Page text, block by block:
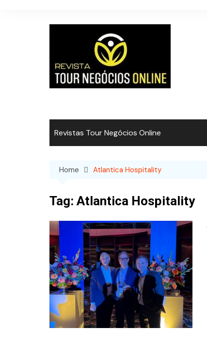
Revistas Tour Negócios Online
Home Atlantica Hospitality
Tag:Atlantica Hospitality